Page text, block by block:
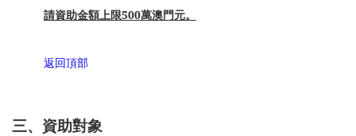
請資助金額上限500萬澳門元。
返回頂部
三、資助對象